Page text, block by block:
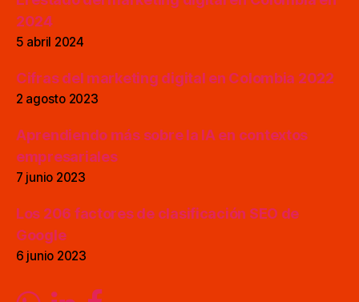
2024
5 abril 2024
Cifras del marketing digital en Colombia 2022
2 agosto 2023
Aprendiendo más sobre la IA en contextos
empresariales
7 junio 2023
Los 206 factores de clasificación SEO de
Google
6 junio 2023